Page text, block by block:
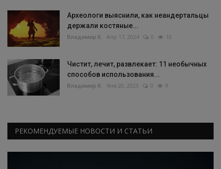
Археологи выяснили, как неандертальцы
держали костяные...
Владимир К. Апр 17, 2024 0 10
Чистит, лечит, развлекает: 11 необычных
способов использования...
Владимир К. Янв 20, 2023 0 9
РЕКОМЕНДУЕМЫЕ НОВОСТИ И СТАТЬИ